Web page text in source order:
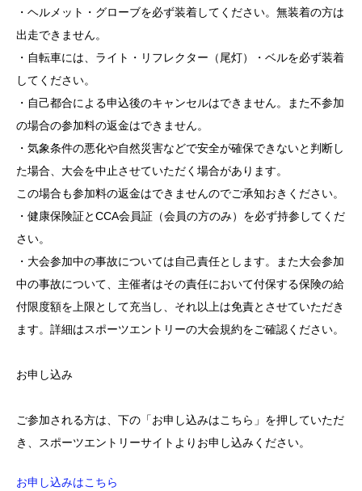
・ヘルメット・グローブを必ず装着してください。無装着の方は
出走できません。
・自転車には、ライト・リフレクター（尾灯）・ベルを必ず装着
してください。
・自己都合による申込後のキャンセルはできません。また不参加
の場合の参加料の返金はできません。
・気象条件の悪化や自然災害などで安全が確保できないと判断し
た場合、大会を中止させていただく場合があります。
この場合も参加料の返金はできませんのでご承知おきください。
・健康保険証とCCA会員証（会員の方のみ）を必ず持参してくだ
さい。
・大会参加中の事故については自己責任とします。また大会参加
中の事故について、主催者はその責任において付保する保険の給
付限度額を上限として充当し、それ以上は免責とさせていただき
ます。詳細はスポーツエントリーの大会規約をご確認ください。
お申し込み
ご参加される方は、下の「お申し込みはこちら」を押していただ
き、スポーツエントリーサイトよりお申し込みください。
お申し込みはこちら